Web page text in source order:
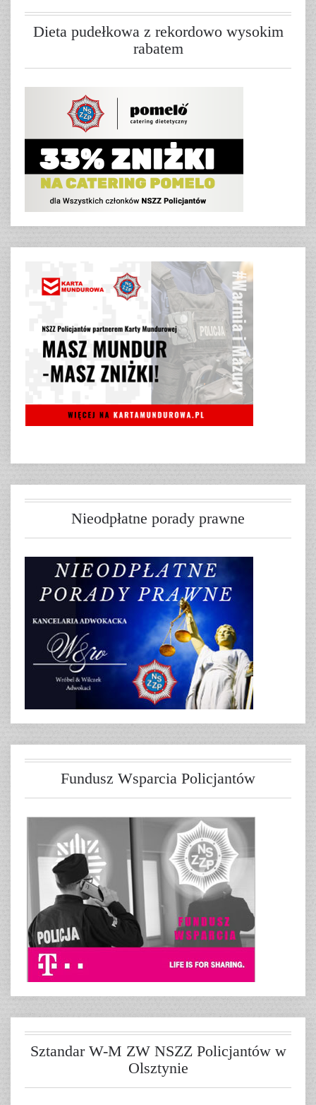
Dieta pudełkowa z rekordowo wysokim
rabatem
Nieodpłatne porady prawne
Fundusz Wsparcia Policjantów
Sztandar W-M ZW NSZZ Policjantów w
Olsztynie